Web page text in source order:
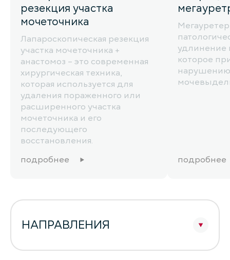
резекция участка
мочеточника
Лапароскопическая резекция
участка мочеточника +
анастомоз – это современная
хирургическая техника,
которая используется для
удаления пораженного или
расширенного участка
мочеточника и его
последующего
восстановления.
подробнее
удлинение
которое
нарушению
подробнее
НАПРАВЛЕНИЯ